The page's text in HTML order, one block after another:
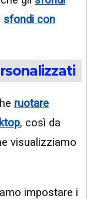
sfondi con
ruotare
, così da
visualizziamo
impostare i